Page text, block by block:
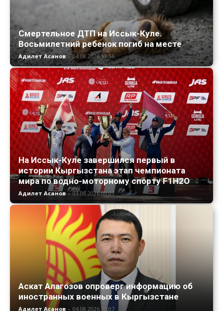
Смертельное ДТП на Иссык-Куле.
Восьмилетний ребенок погиб на месте
Адилет Асанов - 04.08.2026 11:56
На Иссык-Куле завершился первый в
истории Кыргызстана этап чемпионата
мира по водно-моторному спорту F1H2O
Адилет Асанов - 03.08.2026 09:07
Аскат Алагозов опроверг информацию об
иностранных военных в Кыргызстане
Адилет Асанов - 04.08.2026 13:07